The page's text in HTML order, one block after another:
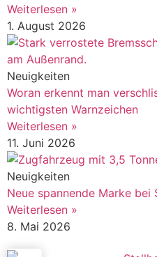
Weiterlesen »
1. August 2026
Neuigkeiten
Woran erkennt man
wichtigsten Warnzeichen
Weiterlesen »
11. Juni 2026
Neuigkeiten
Neue spannende Marke bei
Weiterlesen »
8. Mai 2026